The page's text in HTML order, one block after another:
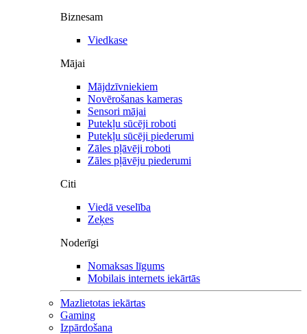
Biznesam
Viedkase
Mājai
Mājdzīvniekiem
Novērošanas kameras
Sensori mājai
Putekļu sūcēji roboti
Putekļu sūcēji piederumi
Zāles pļāvēji roboti
Zāles pļāvēju piederumi
Citi
Viedā veselība
Zeķes
Noderīgi
Nomaksas līgums
Mobilais internets iekārtās
Mazlietotas iekārtas
Gaming
Izpārdošana